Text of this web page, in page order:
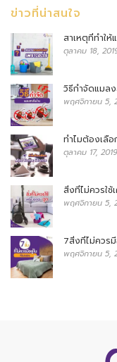
ข่าวที่น่าสนใจ
สาเหตุที่ทำใ
ตุลาคม 18,
วิธีกำจัดแมล
พฤศจิกายน 5,
ทำไมต้องเลื
ตุลาคม 17, 2019
สิ่งที่ไม่ควรใ
พฤศจิกายน 5,
7สิ่งที่ไม่ควร
พฤศจิกายน 5,